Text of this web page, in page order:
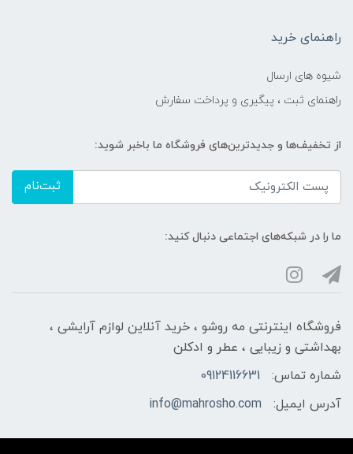
راهنمای خرید
شیوه های ارسال
راهنمای ثبت ، پیگیری و پرداخت سفارش
از تخفیف‌ها و جدیدترین‌های فروشگاه ما باخبر شوید:
ثبت‌نام
ما را در شبکه‌های اجتماعی دنبال کنید:
فروشگاه اینترنتی مه‌ رو‌شو ، خرید آنلاین لوازم آرایشی ،
بهداشتی و زیبایی ، عطر و ادکلن
شماره تماس:
09124116631
آدرس ایمیل:
info@mahrosho.com